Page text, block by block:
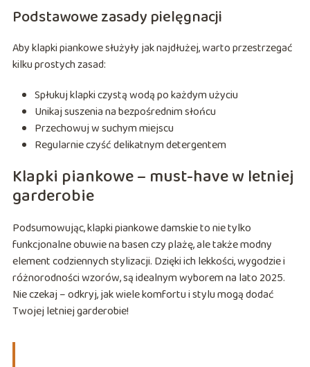
Podstawowe zasady pielęgnacji
Aby klapki piankowe służyły jak najdłużej, warto przestrzegać
kilku prostych zasad:
Spłukuj klapki czystą wodą po każdym użyciu
Unikaj suszenia na bezpośrednim słońcu
Przechowuj w suchym miejscu
Regularnie czyść delikatnym detergentem
Klapki piankowe – must-have w letniej
garderobie
Podsumowując, klapki piankowe damskie to nie tylko
funkcjonalne obuwie na basen czy plażę, ale także modny
element codziennych stylizacji. Dzięki ich lekkości, wygodzie i
różnorodności wzorów, są idealnym wyborem na lato 2025.
Nie czekaj – odkryj, jak wiele komfortu i stylu mogą dodać
Twojej letniej garderobie!